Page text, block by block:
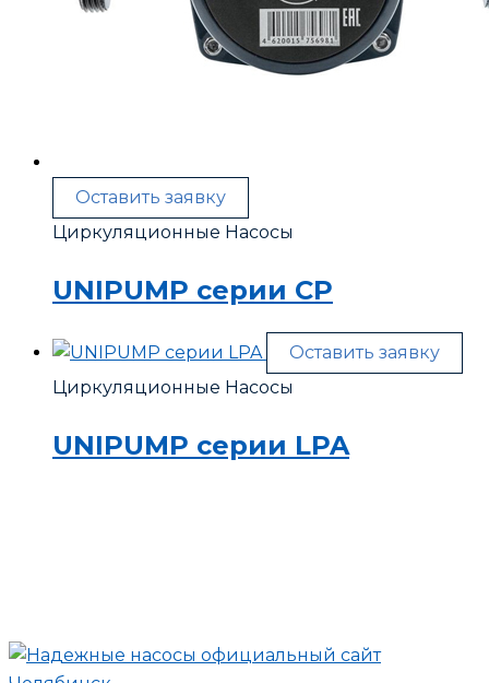
Оставить заявку
Циркуляционные Насосы
UNIPUMP серии CP
Оставить заявку
Циркуляционные Насосы
UNIPUMP серии LPA